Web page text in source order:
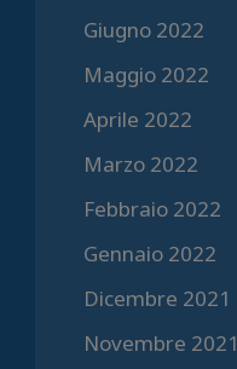
Giugno 2022
Maggio 2022
Aprile 2022
Marzo 2022
Febbraio 2022
Gennaio 2022
Dicembre 2021
Novembre 2021